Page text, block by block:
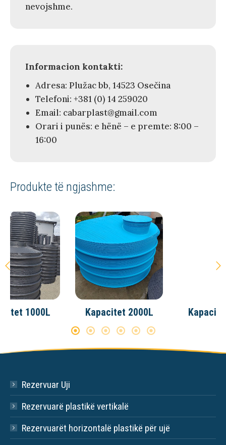
nevojshme.
Informacion kontakti:
Adresa: Plužac bb, 14523 Osečina
Telefoni: +381 (0) 14 259020
Email: cabarplast@gmail.com
Orari i punës: e hënë – e premte: 8:00 –
16:00
Produkte të ngjashme:
Kapacitet 3000L Kapacitet 4000L
Rezervuar Uji
Rezervuarë plastikë vertikalë
Rezervuarët horizontalë plastikë për ujë